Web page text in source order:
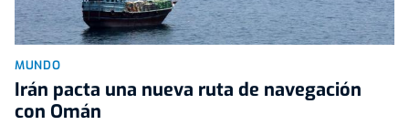
MUNDO
Irán pacta una nueva ruta de navegación
con Omán